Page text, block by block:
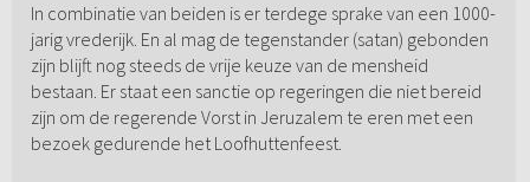
In combinatie van beiden is er terdege sprake van een 1000-
jarig vrederijk. En al mag de tegenstander (satan) gebonden
zijn blijft nog steeds de vrije keuze van de mensheid
bestaan. Er staat een sanctie op regeringen die niet bereid
zijn om de regerende Vorst in Jeruzalem te eren met een
bezoek gedurende het Loofhuttenfeest.